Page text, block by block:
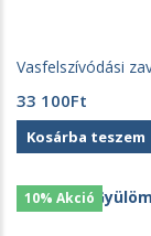
Vasfelszívódási
33 100Ft
Kosárba teszem
10% Akció